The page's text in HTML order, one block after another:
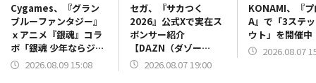
Cygames、『グラン
ブルーファンタジー』
ｘアニメ『銀魂』コラ
ボ「銀魂 少年ならジャ
ンプの裏表紙までちゃ
2026.08.09 15:08
セガ、『サカつく
2026』公式Xで実在ス
ポンサー紹介
【DAZN（ダゾー
ン）】篇をポスト
2026.08.07 19:00
KONAMI、『
A』で「3ステ
ウト」を開催中
2026.08.07